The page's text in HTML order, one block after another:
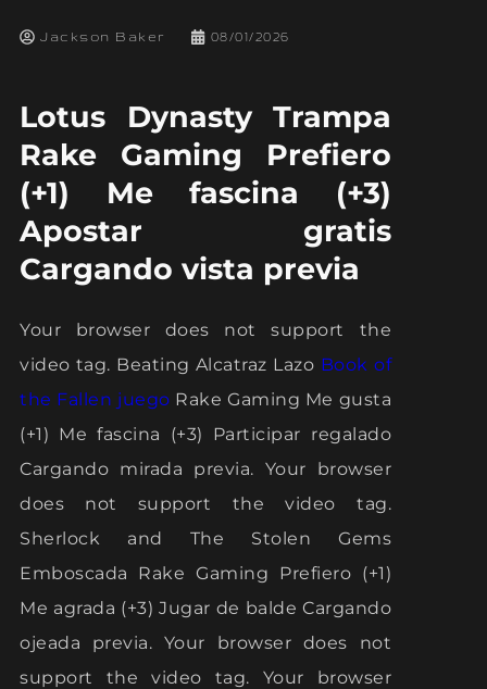
Jackson Baker 08/01/2026
Lotus Dynasty Trampa
Rake Gaming Prefiero
(+1) Me fascina (+3)
Apostar gratis
Cargando vista previa
Your browser does not support the
video tag. Beating Alcatraz Lazo Book of
the Fallen juego Rake Gaming Me gusta
(+1) Me fascina (+3) Participar regalado
Cargando mirada previa. Your browser
does not support the video tag.
Sherlock and The Stolen Gems
Emboscada Rake Gaming Prefiero (+1)
Me agrada (+3) Jugar de balde Cargando
ojeada previa. Your browser does not
support the video tag. Your browser